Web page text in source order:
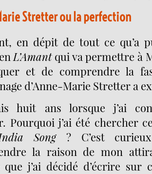
Stretter ou la perfection
en dépit de tout ce qu’a
L’Amantqui va permettre à
et de comprendre la
d’Anne-Marie Stretter a
huit ans lorsque j’ai
Pourquoi j’ai été chercher
Song? C’est
la raison de mon
que j’ai décidé d’écrire sur